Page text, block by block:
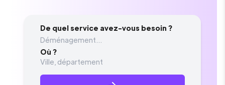
De quel service avez-vous besoin ?
Déménagement...
Où ?